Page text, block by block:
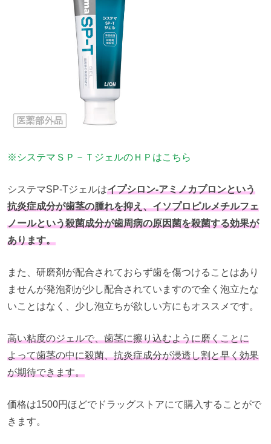
※システマＳＰ－ＴジェルのＨＰはこちら
システマSP-Tジェルはイプシロン‐アミノカプロンという
抗炎症成分が歯茎の腫れを抑え、イソプロピルメチルフェ
ノールという殺菌成分が歯周病の原因菌を殺菌する効果が
あります。
また、研磨剤が配合されておらず歯を傷つけることはあり
ませんが発泡剤が少し配合されていますので全く泡立たな
いことはなく、少し泡立ちが欲しい方にもオススメです。
高い粘度のジェルで、歯茎に擦り込むように磨くことに
よって歯茎の中に殺菌、抗炎症成分が浸透し割と早く効果
が期待できます。
価格は1500円ほどでドラッグストアにて購入することがで
きます。